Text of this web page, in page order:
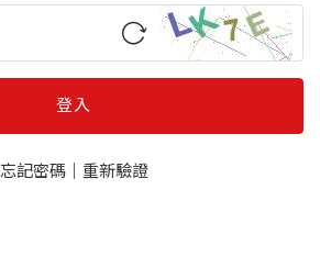
登入
忘記密碼｜ 重新驗證